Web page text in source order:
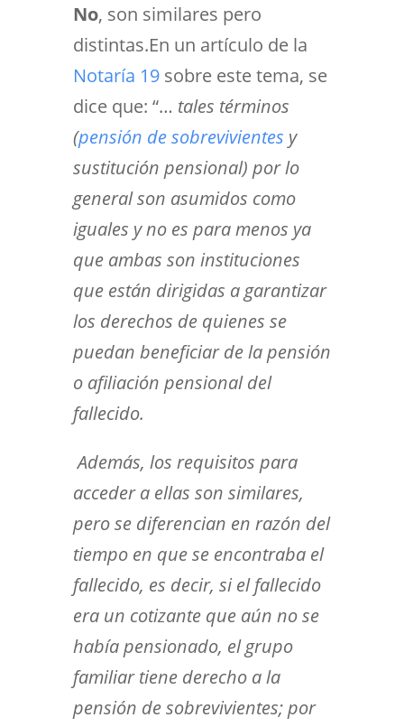
No, son similares pero
distintas.En un artículo de la
Notaría 19sobre este tema, se
dice que: “… tales términos
(pensión de sobrevivientes y
sustitución pensional) por lo
general son asumidos como
iguales y no es para menos ya
que ambas son instituciones
que están dirigidas a garantizar
los derechos de quienes se
puedan beneficiar de la pensión
o afiliación pensional del
fallecido.
Además, los requisitos para
acceder a ellas son similares,
pero se diferencian en razón del
tiempo en que se encontraba el
fallecido, es decir, si el fallecido
era un cotizante que aún no se
había pensionado, el grupo
familiar tiene derecho a la
pensión de sobrevivientes; por